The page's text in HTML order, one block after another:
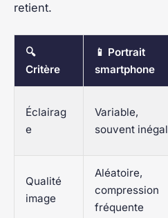
retient.
🔍
Critère
📱 Portrait
smartphone
Éclairag
e
Variable,
souvent inégal
Qualité
image
Aléatoire,
compression
fréquente